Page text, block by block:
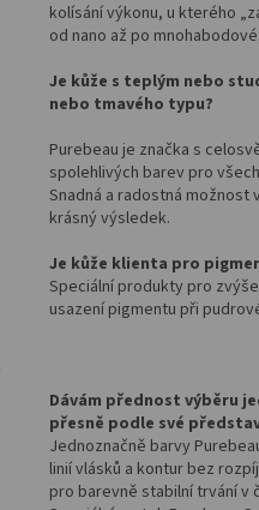
kolísání výkonu, u kterého
od nano až po
Je kůže s teplým nebo
nebo tmavého typu?
Purebeau je značka s
spolehlivých barev pro
Snadná a radostná
krásný výsledek.
Je kůže klienta pro
Speciální produkty pro
usazení pigmentu při
Dávám přednost výběru
přesně podle své
Jednoznačně barvy
linií vlásků a kontur bez
pro barevně stabilní trvání v